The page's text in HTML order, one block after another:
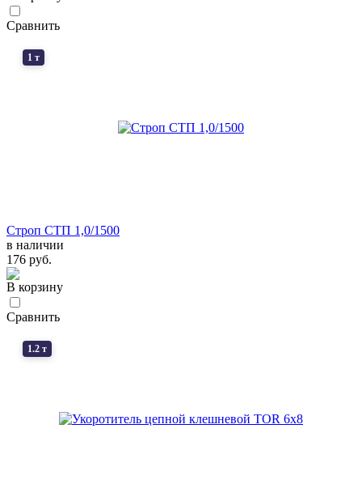
Сравнить
1 т
Строп СТП 1,0/1500
в наличии
176 руб.
В корзину
Сравнить
1.2 т